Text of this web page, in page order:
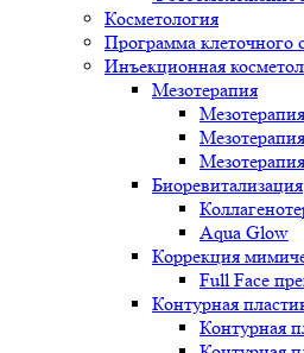
Косметология
Программа
Инъекционная
Мезотерапия
Биоревитализация
Aqua Glow
Коррекция
Full Face
Контурная
Контурная